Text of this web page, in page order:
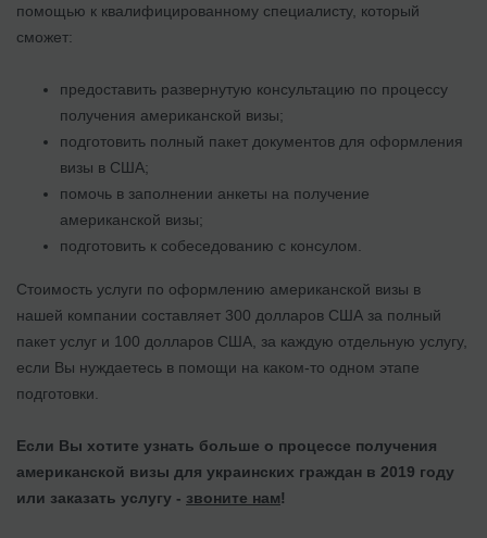
помощью к квалифицированному специалисту, который
сможет:
предоставить развернутую консультацию по процессу
получения американской визы;
подготовить полный пакет документов для оформления
визы в США;
помочь в заполнении анкеты на получение
американской визы;
подготовить к собеседованию с консулом.
Стоимость услуги по оформлению американской визы в
нашей компании составляет 300 долларов США за полный
пакет услуг и 100 долларов США, за каждую отдельную услугу,
если Вы нуждаетесь в помощи на каком-то одном этапе
подготовки.
Если Вы хотите узнать больше о процессе получения
американской визы для украинских граждан в 2019 году
или заказать услугу - звоните нам!